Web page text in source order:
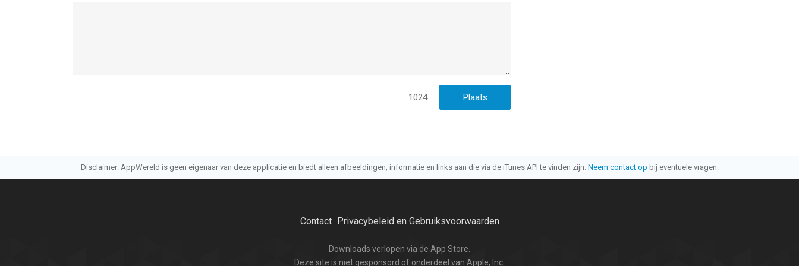
1024
Disclaimer: AppWereld is geen eigenaar van deze applicatie en biedt alleen afbeeldingen, informatie en links aan die via de iTunes API te vinden zijn. Neem contact op bij eventuele vragen.
Contact· Privacybeleid en Gebruiksvoorwaarden
Downloads verlopen via de App Store.
Deze site is niet gesponsord of onderdeel van Apple, Inc.